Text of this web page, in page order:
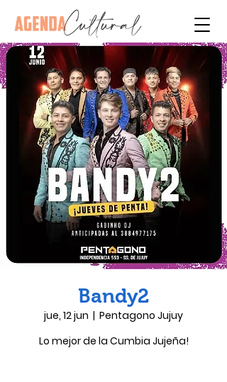
Bandy2
jue, 12 jun
  |
Pentagono Jujuy
Lo mejor de la Cumbia Jujeña!